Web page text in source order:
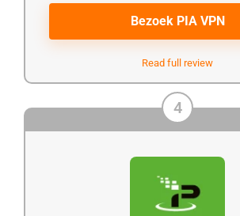
Bezoek PIA VPN
Read full review
4